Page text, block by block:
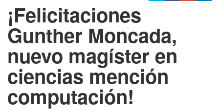
¡Felicitaciones
Gunther Moncada,
nuevo magíster en
ciencias mención
computación!